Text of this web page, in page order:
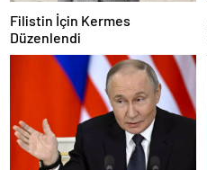
Filistin İçin Kermes
Düzenlendi